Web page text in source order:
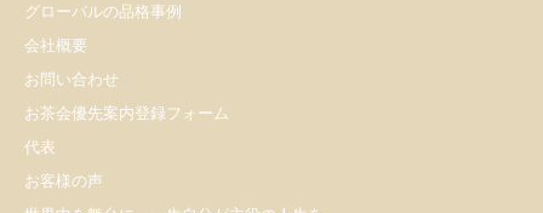
​グローバルの品格事例
会社概要
お問い合わせ
お茶会優先案内登録フォーム
代表
お客様の声